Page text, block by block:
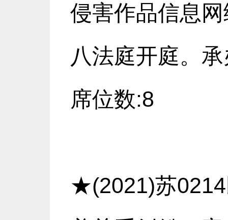
侵害作品信息
八法庭开庭。
席位数:8
★(2021)苏